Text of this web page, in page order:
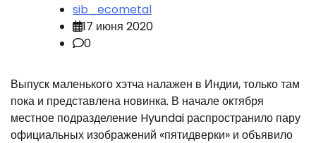
sib_ecometal
17 июня 2020
0
Выпуск маленького хэтча налажен в Индии, только там
пока и представлена новинка. В начале октября
местное подразделение Hyundai распространило пару
официальных изображений «пятидверки» и объявило